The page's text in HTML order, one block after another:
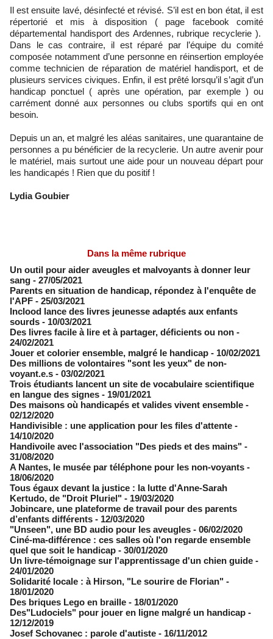
Il est ensuite lavé, désinfecté et révisé. S’il est en bon état, il est
répertorié et mis à disposition ( page facebook comité
départemental handisport des Ardennes, rubrique recyclerie ).
Dans le cas contraire, il est réparé par l’équipe du comité
composée notamment d’une personne en réinsertion employée
comme technicien de réparation de matériel handisport, et de
plusieurs services civiques. Enfin, il est prêté lorsqu’il s’agit d’un
handicap ponctuel ( après une opération, par exemple ) ou
carrément donné aux personnes ou clubs sportifs qui en ont
besoin.
Depuis un an, et malgré les aléas sanitaires, une quarantaine de
personnes a pu bénéficier de la recyclerie. Un autre avenir pour
le matériel, mais surtout une aide pour un nouveau départ pour
les handicapés ! Rien que du positif !
Lydia Goubier
Dans la même rubrique
Un outil pour aider aveugles et malvoyants à donner leur
sang - 27/05/2021
Parents en situation de handicap, répondez à l'enquête de
l'APF - 25/03/2021
Inclood lance des livres jeunesse adaptés aux enfants
sourds - 10/03/2021
Des livres facile à lire et à partager, déficients ou non -
24/02/2021
Jouer et colorier ensemble, malgré le handicap - 10/02/2021
Des millions de volontaires "sont les yeux" de non-
voyant.e.s - 03/02/2021
Trois étudiants lancent un site de vocabulaire scientifique
en langue des signes - 19/01/2021
Des maisons où handicapés et valides vivent ensemble -
02/12/2020
Handivisible : une application pour les files d'attente -
14/10/2020
Handivoile avec l'association ​"Des pieds et des mains" -
31/08/2020
​A Nantes, le musée par téléphone pour les non-voyants -
18/06/2020
Tous égaux devant la justice : la lutte d'Anne-Sarah
Kertudo, de "Droit Pluriel" - 19/03/2020
​Jobincare, une plateforme de travail pour des parents
d’enfants différents - 12/03/2020
"Unseen", une BD audio pour les aveugles - 06/02/2020
Ciné-ma-différence : ces salles où l'on regarde ensemble
quel que soit le handicap - 30/01/2020
Un livre-témoignage sur l'apprentissage d'un chien guide -
24/01/2020
Solidarité locale : à Hirson, "Le sourire de Florian" -
18/01/2020
Des briques Lego en braille - 18/01/2020
Des"Ludociels" pour jouer en ligne malgré un handicap -
12/12/2019
Josef Schovanec : parole d'autiste - 16/11/2012